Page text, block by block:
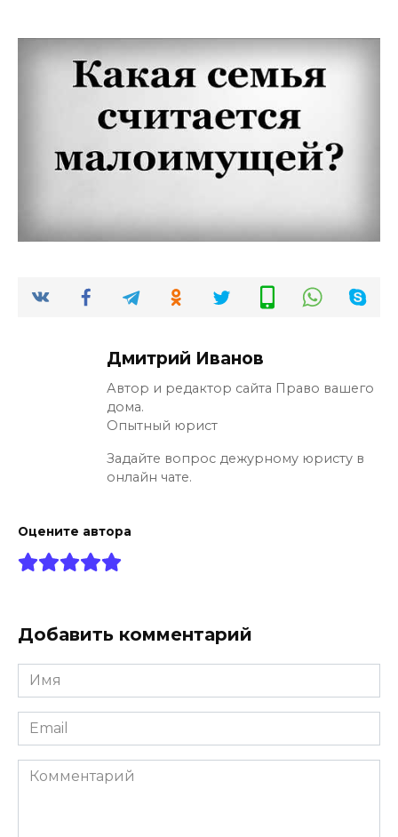
Дмитрий Иванов
Автор и редактор сайта Право вашего
дома.
Опытный юрист
Задайте вопрос дежурному юристу в
онлайн чате.
Оцените автора
Добавить комментарий
Имя
*
Email
*
Комментарий